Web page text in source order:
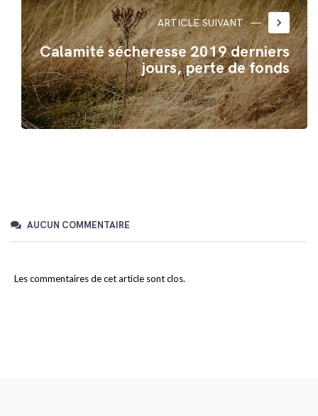
ARTICLE SUIVANT keyboard_arrow_right
Calamité sécheresse 2019 derniers
jours, perte de fonds
AUCUN COMMENTAIRE
Les commentaires de cet article sont clos.